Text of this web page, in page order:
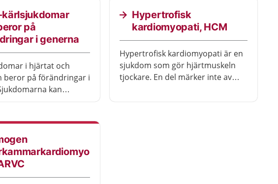
på
i generna
i hjärtat och
beror på förändringar i
kan
Hypertrofisk
kardiomyopati, HCM
Hypertrofisk kardiomyopati är en
sjukdom som gör hjärtmuskeln
tjockare. En del märker inte av